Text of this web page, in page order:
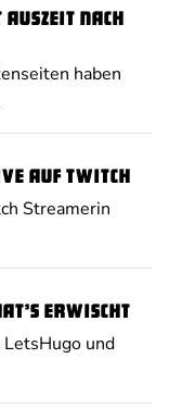
nach
haben
auf Twitch
Streamerin
erwischt
und